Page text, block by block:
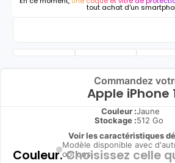
tout achat d'un
Commandez
Apple iPhone
Couleur :Jaune
Stockage :512 Go
Voir les caractéristiques
Modèle disponible avec
options
Couleur.Choisissez celle